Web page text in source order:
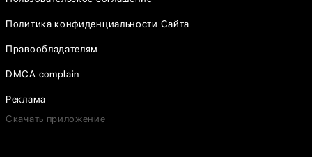
Политика конфиденциальности Сайта
Правообладателям
DMCA complain
Реклама
Скачать приложение